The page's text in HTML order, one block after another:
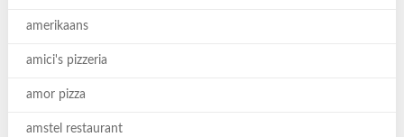
amerikaans
amici's pizzeria
amor pizza
amstel restaurant